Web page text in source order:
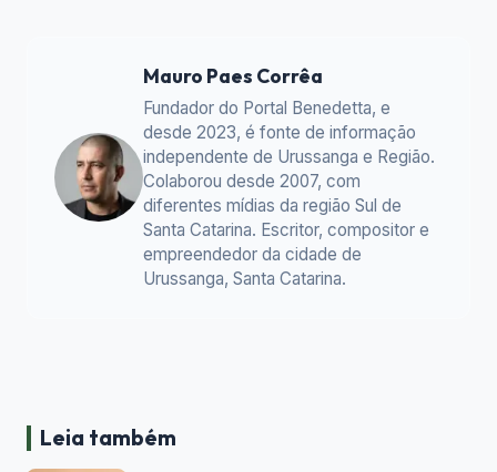
Mauro Paes Corrêa
Fundador do Portal Benedetta, e
desde 2023, é fonte de informação
independente de Urussanga e Região.
Colaborou desde 2007, com
diferentes mídias da região Sul de
Santa Catarina. Escritor, compositor e
empreendedor da cidade de
Urussanga, Santa Catarina.
Leia também